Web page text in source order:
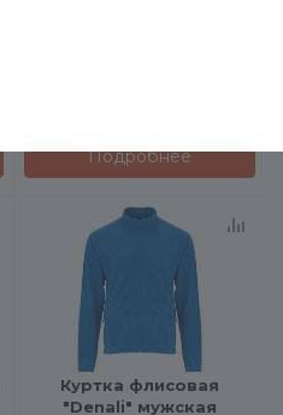
Подробнее
Куртка флисовая
"Denali" мужская